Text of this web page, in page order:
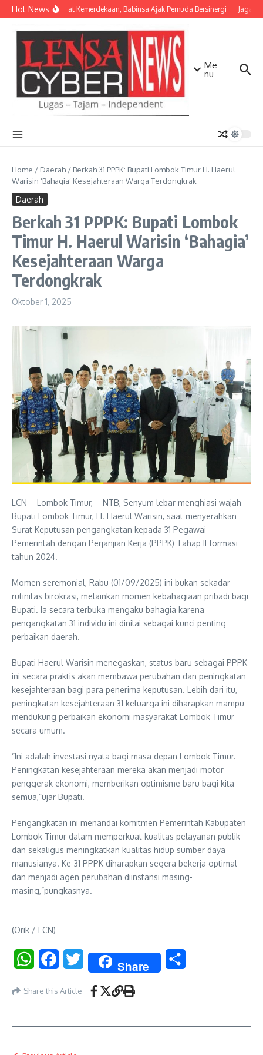
Lewati ke konten
Hot NewsSemangat Kemerdekaan, Babinsa Ajak Pemuda Bersinergi Jaga
Me
nu
Home / Daerah / Berkah 31 PPPK: Bupati Lombok Timur H. Haerul
Warisin ‘Bahagia’ Kesejahteraan Warga Terdongkrak
Daerah
Berkah 31 PPPK: Bupati Lombok
Timur H. Haerul Warisin ‘Bahagia’
Kesejahteraan Warga
Terdongkrak
Oktober 1, 2025
LCN – Lombok Timur, – NTB, Senyum lebar menghiasi wajah
Bupati Lombok Timur, H. Haerul Warisin, saat menyerahkan
Surat Keputusan pengangkatan kepada 31 Pegawai
Pemerintah dengan Perjanjian Kerja (PPPK) Tahap II formasi
tahun 2024.
​Momen seremonial, Rabu (01/09/2025) ini bukan sekadar
rutinitas birokrasi, melainkan momen kebahagiaan pribadi bagi
Bupati. Ia secara terbuka mengaku bahagia karena
pengangkatan 31 individu ini dinilai sebagai kunci penting
perbaikan daerah.
​Bupati Haerul Warisin menegaskan, status baru sebagai PPPK
ini secara praktis akan membawa perubahan dan peningkatan
kesejahteraan bagi para penerima keputusan. Lebih dari itu,
peningkatan kesejahteraan 31 keluarga ini diharapkan mampu
mendukung perbaikan ekonomi masyarakat Lombok Timur
secara umum.
​”Ini adalah investasi nyata bagi masa depan Lombok Timur.
Peningkatan kesejahteraan mereka akan menjadi motor
penggerak ekonomi, memberikan optimisme baru bagi kita
semua,”ujar Bupati.
​Pengangkatan ini menandai komitmen Pemerintah Kabupaten
Lombok Timur dalam memperkuat kualitas pelayanan publik
dan sekaligus meningkatkan kualitas hidup sumber daya
manusianya. Ke-31 PPPK diharapkan segera bekerja optimal
dan menjadi agen perubahan diinstansi masing-
masing,”pungkasnya.
(Orik / LCN)
WhatsAppFacebookTwitter Share
Share this Article